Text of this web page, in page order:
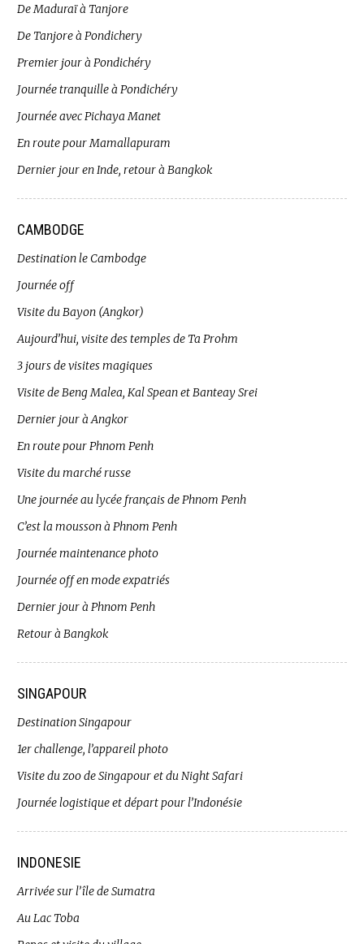
De Maduraï à Tanjore
De Tanjore à Pondichery
Premier jour à Pondichéry
Journée tranquille à Pondichéry
Journée avec Pichaya Manet
En route pour Mamallapuram
Dernier jour en Inde, retour à Bangkok
CAMBODGE
Destination le Cambodge
Journée off
Visite du Bayon (Angkor)
Aujourd’hui, visite des temples de Ta Prohm
3 jours de visites magiques
Visite de Beng Malea, Kal Spean et Banteay Srei
Dernier jour à Angkor
En route pour Phnom Penh
Visite du marché russe
Une journée au lycée français de Phnom Penh
C’est la mousson à Phnom Penh
Journée maintenance photo
Journée off en mode expatriés
Dernier jour à Phnom Penh
Retour à Bangkok
SINGAPOUR
Destination Singapour
1er challenge, l’appareil photo
Visite du zoo de Singapour et du Night Safari
Journée logistique et départ pour l’Indonésie
INDONESIE
Arrivée sur l’île de Sumatra
Au Lac Toba